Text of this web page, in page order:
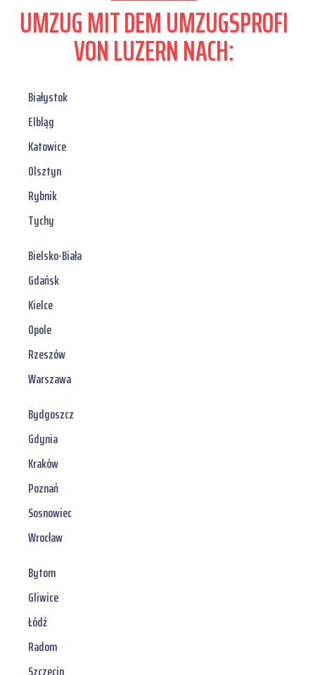
UMZUG MIT DEM UMZUGSPROFI
VON LUZERN NACH:
Białystok
Elbląg
Katowice
Olsztyn
Rybnik
Tychy
Bielsko-Biała
Gdańsk
Kielce
Opole
Rzeszów
Warszawa
Bydgoszcz
Gdynia
Kraków
Poznań
Sosnowiec
Wrocław
Bytom
Gliwice
Łódź
Radom